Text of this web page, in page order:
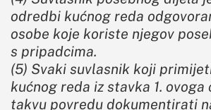
odredbi kućnog reda
osobe koje koriste njegov
s pripadcima.
(5) Svaki suvlasnik koji
kućnog reda iz stavka 1. ovoga
takvu povredu dokumentirati